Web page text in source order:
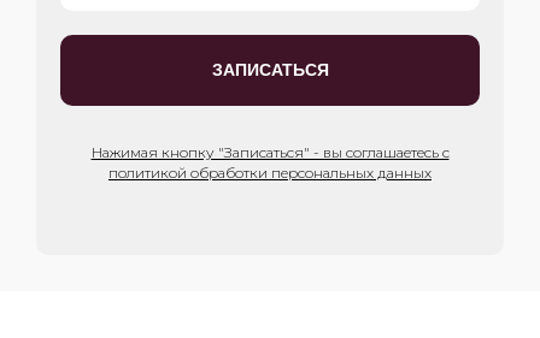
ЗАПИСАТЬСЯ
Нажимая кнопку "Записаться" - вы соглашаетесь с
политикой обработки персональных данных